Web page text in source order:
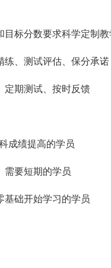
目标分数要求科学定制
练、测试评估、保分承诺
定期测试、按时反馈
成绩提高的学员
需要短期的学员
基础开始学习的学员